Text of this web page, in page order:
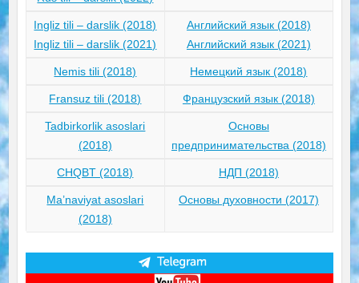
Ingliz tili – darslik (2018)
Ingliz tili – darslik (2021)
Английский язык (2018)
Английский язык (2021)
Nemis tili (2018) Немецкий язык (2018)
Fransuz tili (2018) Французский язык (2018)
Tadbirkorlik asoslari
(2018)
Основы
предпринимательства (2018)
CHQBT (2018) НДП (2018)
Ma’naviyat asoslari
(2018)
Основы духовности (2017)